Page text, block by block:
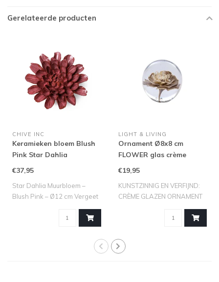
Gerelateerde producten
CHIVE INC
Keramieken bloem Blush
Pink Star Dahlia
€37,95
Star Dahlia Muurbloem –
Blush Pink – Ø12 cm Vergeet
LIGHT & LIVING
Ornament Ø8x8 cm
FLOWER glas crème
€19,95
KUNSTZINNIG EN VERFIJND:
CRÈME GLAZEN ORNAMENT